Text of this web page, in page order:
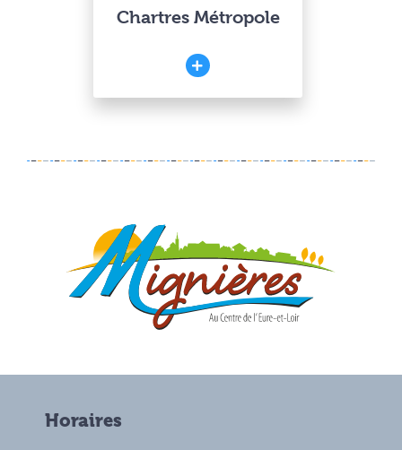
Chartres Métropole
Horaires